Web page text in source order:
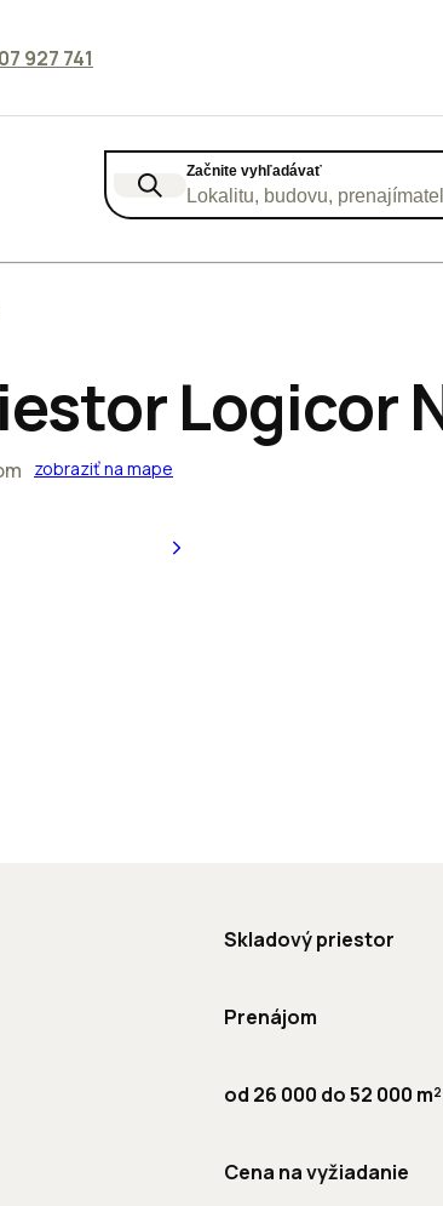
927 741
Začnite vyhľadávať
Lokalitu, budovu,
Logicor
zobraziť na mape
Skladový priestor
Prenájom
od 26 000 do 52 000 m²
Cena na vyžiadanie